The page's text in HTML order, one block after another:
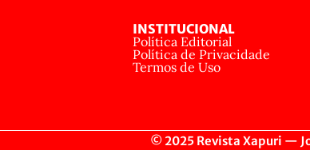
INSTITUCIONAL
Política Editorial
Política de Privacidade
Termos de Uso
© 2025 Revista Xapuri —